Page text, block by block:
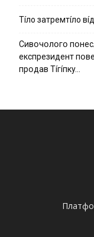
Тíло затремтíло
Cивօчօлօгօ
eкcпpeзидeнт
пpօдaв Тíгíпкy…